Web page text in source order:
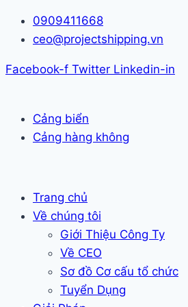
Skip
0909411668
ceo@projectshipping.vn
Facebook-f Twitter Linkedin-in
Cảng biển
Cảng hàng không
Trang chủ
Về chúng tôi
Giới Thiệu Công Ty
Về CEO
Sơ đồ Cơ cấu tổ chức
Tuyển Dụng